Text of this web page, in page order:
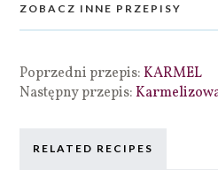
ZOBACZ INNE PRZEPISY
Poprzedni przepis:KARMEL
Następny przepis:
RELATED RECIPES